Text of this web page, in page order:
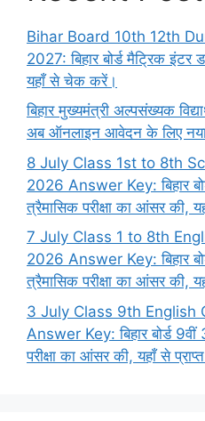
Bihar Board 10th 12th
2027: बिहार बोर्ड मैट्रिक इंटर
यहाँ से चेक करें।
बिहार मुख्यमंत्री अल्पसंख्यक
अब ऑनलाइन आवेदन के लिए
8 July Class 1st to 8th
2026 Answer Key: बिहार
त्रैमासिक परीक्षा का आंसर की,
7 July Class 1 to 8th
2026 Answer Key: बिहार
त्रैमासिक परीक्षा का आंसर की,
3 July Class 9th English
Answer Key: बिहार बोर्ड
परीक्षा का आंसर की, यहाँ से